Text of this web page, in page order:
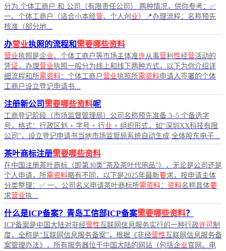
分为 个体工商户 和 公司（有限责任公司） 两种情况，供你参考：✅
一、个体工商户（适合小本经营、个人创 业）📍办理流程：名称预先
核准（部分地...
办营业执照的流程和需要哪些资料
营业执照是企业、个体工商户等市场主体准许从事营利 性经营活动的
凭证 ，办理营业执照一般分为线上和线下两种方式，以下为你介绍详
细流程和所需资料：个体工商户 营业执照所需资料申请人签署的个体
工商户设立登记申请书...
注册新公司 需要哪些资料呢
工商登记阶段（市场监督管理局）公司名称预先准备 3–5 个备选字
号，格式：行政区划 + 字号 + 行业 + 组织形式，如“深圳XX科技有限
公司”，设立登记申请书当地市场监管局系统自动生成,全体股东电子...
茶叶商标注册需要哪些资料
在中国注册茶叶商标（即第30类“茶及茶叶代用品”），无论是公司还是
个人申请，所需资料略有不同，以下是2025年最新要求，按申请主体
分类整理：✅ 一、公司名义申请茶叶商标所需资料： 资料名称具体要
求营业执...
什么是ICP备案？青岛工信部ICP备案需要哪些资料？
ICP备案是中国大陆对非经营性 互联网信息服务实行的一种行政许可 制
度，全称是“互联网信息服务备案”，根据《非经营性 互联网信息服务备
案管理办法》，所有服务器位于中国大陆的网站（包括企业官网、电